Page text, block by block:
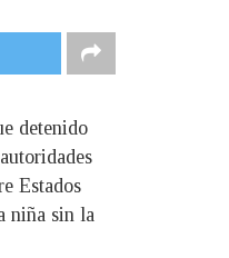
detenido
Estados
niña sin la